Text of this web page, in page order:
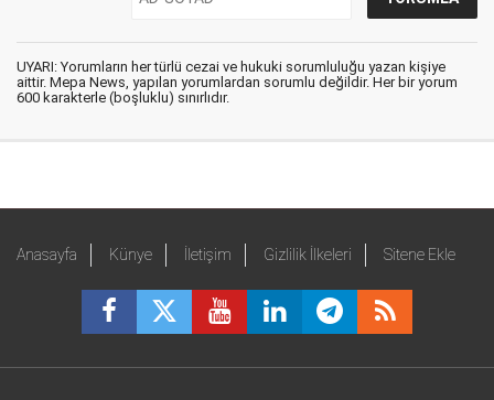
UYARI: Yorumların her türlü cezai ve hukuki sorumluluğu yazan kişiye
aittir. Mepa News, yapılan yorumlardan sorumlu değildir. Her bir yorum
600 karakterle (boşluklu) sınırlıdır.
Anasayfa Künye İletişim Gizlilik İlkeleri Sitene Ekle